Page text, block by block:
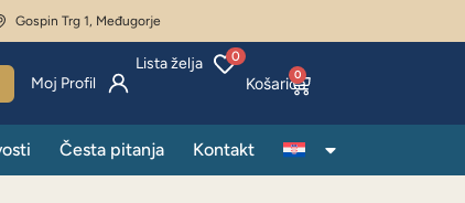
Gospin Trg 1, Međugorje
Lista želja 0
Moj Profil 0
Česta pitanja Kontakt